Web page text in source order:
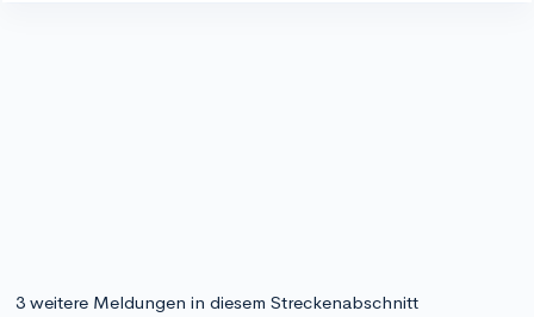
3 weitere Meldungen in diesem Streckenabschnitt